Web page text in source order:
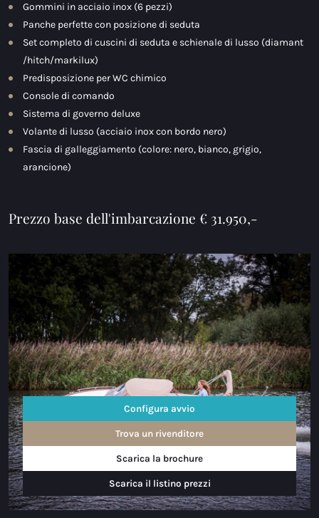
Gommini in acciaio inox (6 pezzi)
Panche perfette con posizione di seduta
Set completo di cuscini di seduta e schienale di lusso (diamant
/hitch/markilux)
Predisposizione per WC chimico
Console di comando
Sistema di governo deluxe
Volante di lusso (acciaio inox con bordo nero)
Fascia di galleggiamento (colore: nero, bianco, grigio,
arancione)
Prezzo base dell'imbarcazione € 31.950,-
Configura avvio
Trova un rivenditore
Scarica la brochure
Scarica il listino prezzi